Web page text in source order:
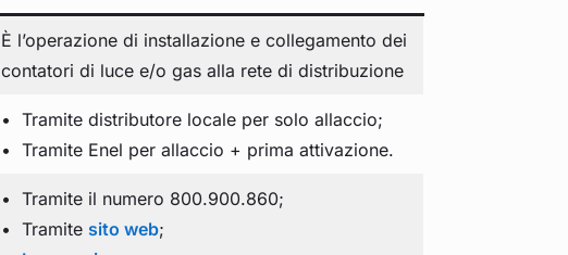
È l’operazione di installazione e collegamento dei
contatori di luce e/o gas alla rete di distribuzione
• Tramite distributore locale per solo allaccio;
• Tramite Enel per allaccio + prima attivazione.
• Tramite il numero 800.900.860;
• Tramite sito web;